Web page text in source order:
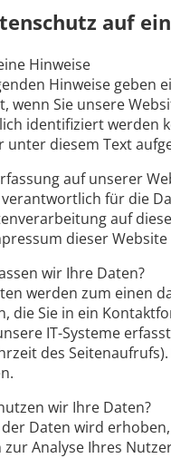
auf
Hinweise
Hinweise geben
wenn Sie unsere
identifiziert werden
unter diesem Text
auf unserer
für die
auf
dieser
wir Ihre Daten?
werden zum einen
die Sie in ein
IT-Systeme
des
wir Ihre Daten?
der Daten wird
zur Analyse Ihres